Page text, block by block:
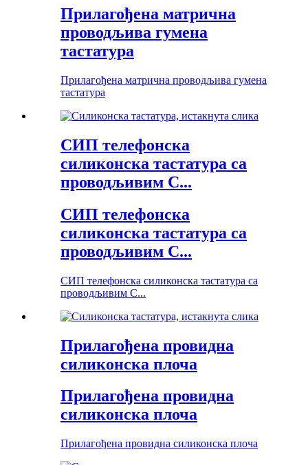
Прилагођена матрична
проводљива гумена
тастатура
Прилагођена матрична проводљива гумена
тастатура
СИП телефонска
силиконска тастатура са
проводљивим C...
СИП телефонска
силиконска тастатура са
проводљивим C...
СИП телефонска силиконска тастатура са
проводљивим C...
Прилагођена провидна
силиконска плоча
Прилагођена провидна
силиконска плоча
Прилагођена провидна силиконска плоча